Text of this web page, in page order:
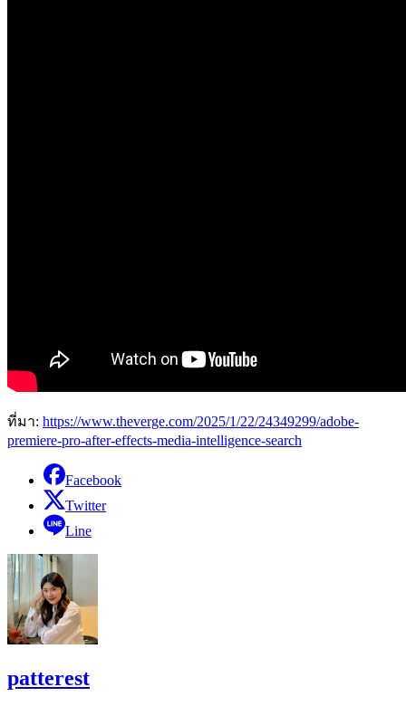
ที่มา: https://www.theverge.com/2025/1/22/24349299/adobe-
premiere-pro-after-effects-media-intelligence-search
Facebook
Twitter
Line
patterest